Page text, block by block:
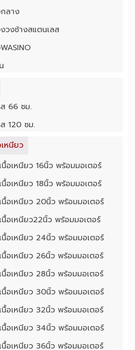
ลาง
วงช้างสแตนเลส
ส 66 ซม.
120 ซม.
หนียว
อเหนียว 16นิ้ว พร้อมมอเตอร์
อเหนียว 18นิ้ว พร้อมมอเตอร์
นื้อเหนียว 20นิ้ว พร้อมมอเตอร์
นื้อเหนียว22นิ้ว พร้อมมอเตอร์
นื้อเหนียว 24นิ้ว พร้อมมอเตอร์
นื้อเหนียว 26นิ้ว พร้อมมอเตอร์
นื้อเหนียว 28นิ้ว พร้อมมอเตอร์
นื้อเหนียว 30นิ้ว พร้อมมอเตอร์
นื้อเหนียว 32นิ้ว พร้อมมอเตอร์
นื้อเหนียว 34นิ้ว พร้อมมอเตอร์
นื้อเหนียว 36นิ้ว พร้อมมอเตอร์